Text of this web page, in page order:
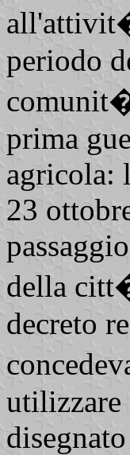
periodo
prima
agricola:
23
della
decreto
utilizzare